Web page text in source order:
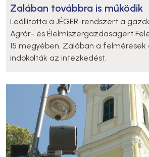
Zalában továbbra is működik
Leállította a JÉGER-rendszert a
Agrár- és Élelmiszergazdaságért
15 megyében. Zalában a
indokolták az intézkedést.